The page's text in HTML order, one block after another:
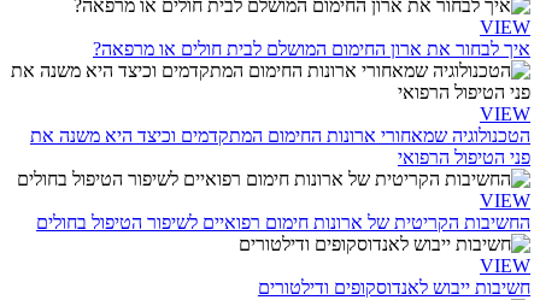
VIEW
איך לבחור את ארון החימום המושלם לבית חולים או מרפאה?
VIEW
הטכנולוגיה שמאחורי ארונות החימום המתקדמים וכיצד היא משנה את
פני הטיפול הרפואי
VIEW
החשיבות הקריטית של ארונות חימום רפואיים לשיפור הטיפול בחולים
VIEW
חשיבות ייבוש לאנדוסקופים ודילטורים